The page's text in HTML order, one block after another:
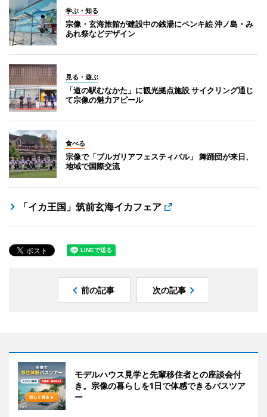
学ぶ・知る
宗像・玄海旅館が建設中の銭湯にペンキ絵 沖ノ島・み
あれ祭などデザイン
見る・遊ぶ
「道の駅むなかた」に観光拠点施設 サイクリング通じ
て宗像の魅力アピール
食べる
宗像で「ブルガリアフェスティバル」 舞踊団が来日、
地域で国際交流
「イカ王国」筑前玄海イカフェア
前の記事 次の記事
モデルハウス見学と先輩移住者との座談会付
き。宗像の暮らしを1日で体感できるバスツア
ー